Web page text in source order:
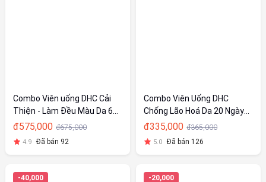
Combo Viên uống DHC Cải
Thiện - Làm Đều Màu Da 60
Ngày (Kẽm & Adlay)
đ575,000 đ675,000
4.9 Đã bán 92
Combo Viên Uống DHC
Chống Lão Hoá Da 20 Ngày
(Adlay & Collagen)
đ335,000 đ365,000
5.0 Đã bán 126
-40,000 -20,000